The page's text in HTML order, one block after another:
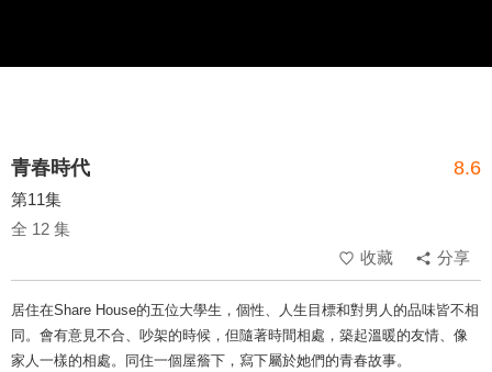
青春時代 8.6
第11集
全 12 集
收藏
分享
居住在Share House的五位大學生，個性、人生目標和對男人的品味皆不相
同。會有意見不合、吵架的時候，但隨著時間相處，築起溫暖的友情、像
家人一樣的相處。同住一個屋簷下，寫下屬於她們的青春故事。